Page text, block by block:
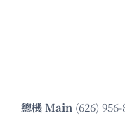
總機Main (626)